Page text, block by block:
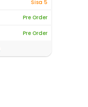
Sisa 5
Pre Order
Pre Order